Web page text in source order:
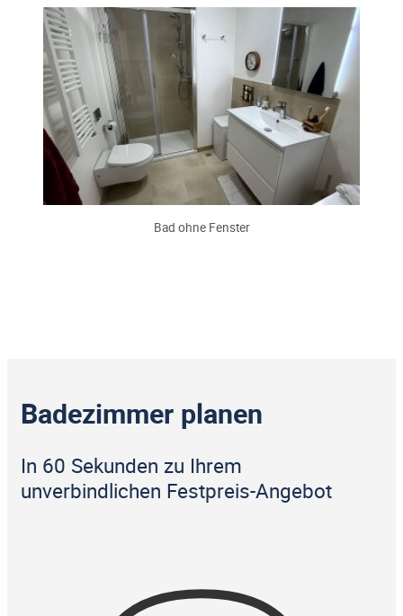
Bad ohne Fenster
Badezimmer planen
In 60 Sekunden zu Ihrem
unverbindlichen Festpreis-Angebot